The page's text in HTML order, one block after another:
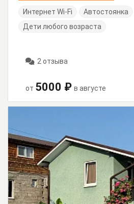
Интернет Wi-Fi
Автостоянка
Дети любого возраста
2 отзыва
от 5000 ₽ в августе